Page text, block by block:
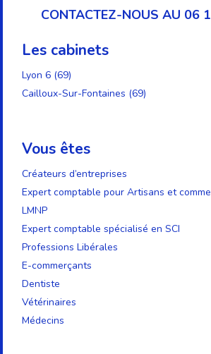
CONTACTEZ-NOUS AU 06
Les cabinets
Lyon 6 (69)
Cailloux-Sur-Fontaines (69)
Vous êtes
Créateurs d’entreprises
Expert comptable pour Artisans et
LMNP
Expert comptable spécialisé en SCI
Professions Libérales
E-commerçants
Dentiste
Vétérinaires
Médecins